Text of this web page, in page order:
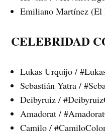
Emiliano Martínez
CELEBRIDAD
Lukas Urquijo /
Sebastián Yatra /
Deibyruiz /
Amadorat /
Camilo /